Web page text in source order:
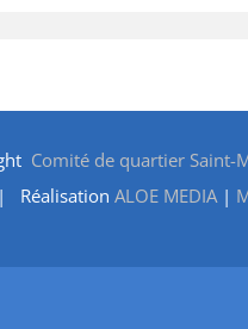
Comité de quartier Saint-
| Réalisation ALOE MEDIA |